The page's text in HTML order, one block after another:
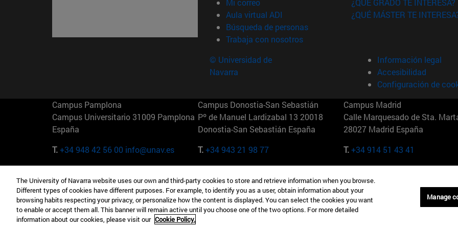
Mi correo
Aula virtual ADI (abre en nueva ventana)
Búsqueda de personas(abre en nueva ventana)
Trabaja con nosotros(abre en nueva ventana)
¿QUÉ GRADO TE INTERESA?
¿QUÉ MÁSTER TE
© Universidad de
Navarra
Información legal
Accesibilidad
Configuración de
Campus Pamplona
Campus Universitario 31009 Pamplona
España
T.+34 948 42 56 00 info@unav.es
Campus Donostia-San Sebastián
Pº de Manuel Lardizabal 13 20018
Donostia-San Sebastián España
T.+34 943 21 98 77
Campus Madrid
Calle Marquesado de Sta.
28027 Madrid España
T.+34 914 51 43 41
Camino del Cerro Águila 3 28023
Madrid España
T.+34 912 11 30 00
165 W 57th St 10019-2201 Nueva York
EE.UU
T.+1 646 346 8850
Maria-Theresia-Straße 15
Múnich Alemania
T.+49 89 24209790
The University of Navarra website uses our own and third-party cookies to store and retrieve information when you browse.
Different types of cookies have different purposes. For example, to identify you as a user, obtain information about your
browsing habits respecting your privacy, or personalize how the content is displayed. You can select the cookies you want
to enable or accept them all. This banner will remain active until you choose one of the two options. For more detailed
information about our cookies, please visit our Cookie Policy.
Manage